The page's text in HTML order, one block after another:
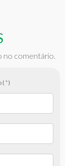
no comentário.
( *)